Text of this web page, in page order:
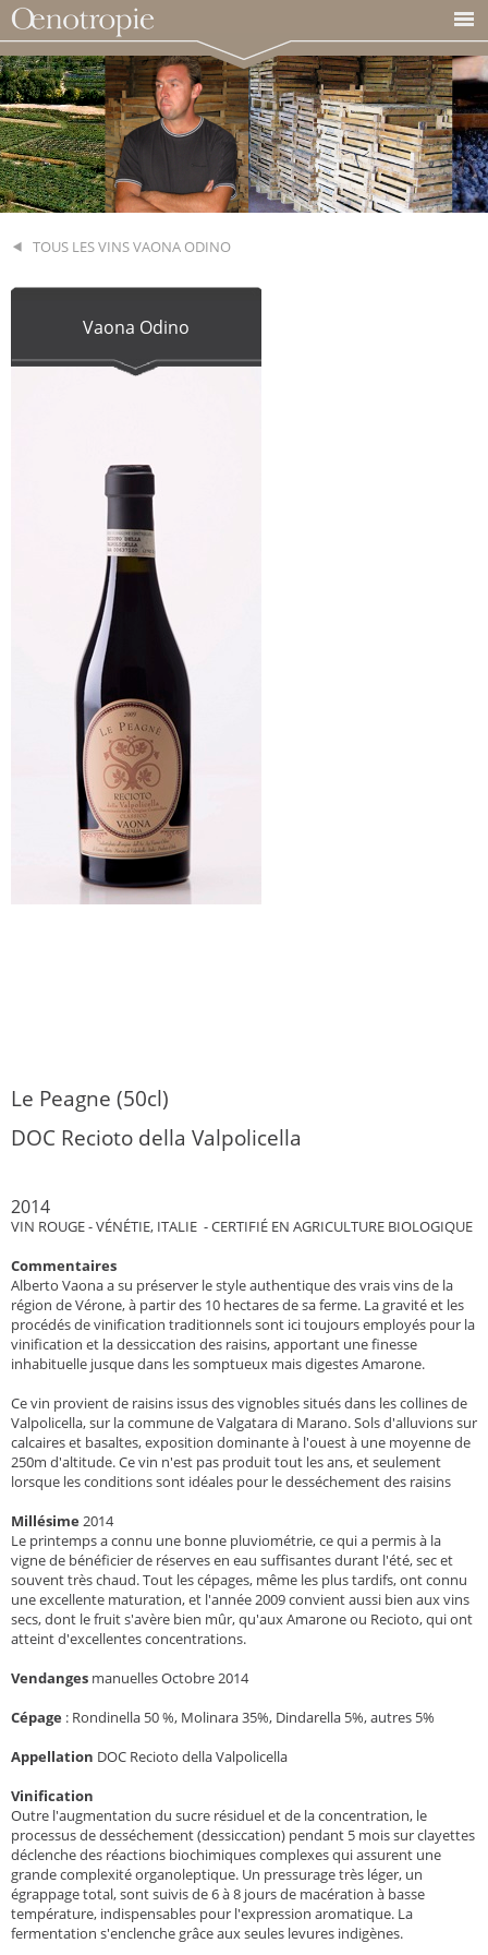
TOUS LES VINS VAONA ODINO
Vaona Odino
Le Peagne (50cl)
DOC Recioto della Valpolicella
2014
VIN ROUGE - VÉNÉTIE, ITALIE - CERTIFIÉ EN AGRICULTURE BIOLOGIQUE
Commentaires
Alberto Vaona a su préserver le style authentique des vrais vins de la
région de Vérone, à partir des 10 hectares de sa ferme. La gravité et les
procédés de vinification traditionnels sont ici toujours employés pour la
vinification et la dessiccation des raisins, apportant une finesse
inhabituelle jusque dans les somptueux mais digestes Amarone.
Ce vin provient de raisins issus des vignobles situés dans les collines de
Valpolicella, sur la commune de Valgatara di Marano. Sols d'alluvions sur
calcaires et basaltes, exposition dominante à l'ouest à une moyenne de
250m d'altitude. Ce vin n'est pas produit tout les ans, et seulement
lorsque les conditions sont idéales pour le desséchement des raisins
Millésime 2014
Le printemps a connu une bonne pluviométrie, ce qui a permis à la
vigne de bénéficier de réserves en eau suffisantes durant l'été, sec et
souvent très chaud. Tout les cépages, même les plus tardifs, ont connu
une excellente maturation, et l'année 2009 convient aussi bien aux vins
secs, dont le fruit s'avère bien mûr, qu'aux Amarone ou Recioto, qui ont
atteint d'excellentes concentrations.
Vendanges manuelles Octobre 2014
Cépage : Rondinella 50 %, Molinara 35%, Dindarella 5%, autres 5%
Appellation DOC Recioto della Valpolicella
Vinification
Outre l'augmentation du sucre résiduel et de la concentration, le
processus de desséchement (dessiccation) pendant 5 mois sur clayettes
déclenche des réactions biochimiques complexes qui assurent une
grande complexité organoleptique. Un pressurage très léger, un
égrappage total, sont suivis de 6 à 8 jours de macération à basse
température, indispensables pour l'expression aromatique. La
fermentation s'enclenche grâce aux seules levures indigènes.